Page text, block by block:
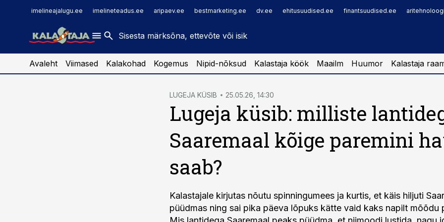
imelineajalugu.ee imelineteadus.ee aripaev.ee bestmarketing.ee dv.ee ehitusuudised.ee finantsuudised.ee
imelineteadus.ee
kaubandus.ee
toostusuudised.ee
Avaleht Viimased Kalakohad Kogemus Nipid-nõksud Kalastaja köök Maailm Huumor Kalastaja
LUGEJA KÜSIB 25.05.26, 14:30
Lugeja küsib: milliste
Saaremaal kõige paremini
saab?
Kalastajale kirjutas nõutu spinningumees ja kurtis, et käis hiljuti
püüdmas ning sai pika päeva lõpuks kätte vaid kaks napilt mõõdu